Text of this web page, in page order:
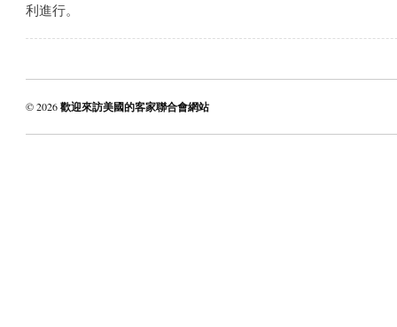
利進行。
© 2026歡迎來訪美國的客家聯合會網站